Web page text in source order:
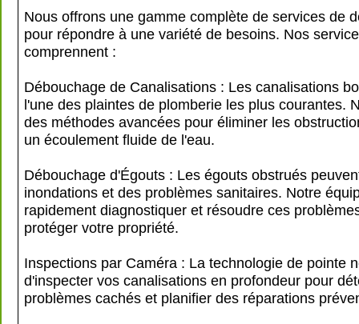
Nous offrons une gamme complète de services de
pour répondre à une variété de besoins. Nos
comprennent :
Débouchage de Canalisations : Les canalisations
l'une des plaintes de plomberie les plus courantes.
des méthodes avancées pour éliminer les
un écoulement fluide de l'eau.
Débouchage d'Égouts : Les égouts obstrués
inondations et des problèmes sanitaires. Notre
rapidement diagnostiquer et résoudre ces
protéger votre propriété.
Inspections par Caméra : La technologie de pointe
d'inspecter vos canalisations en profondeur pour
problèmes cachés et planifier des réparations